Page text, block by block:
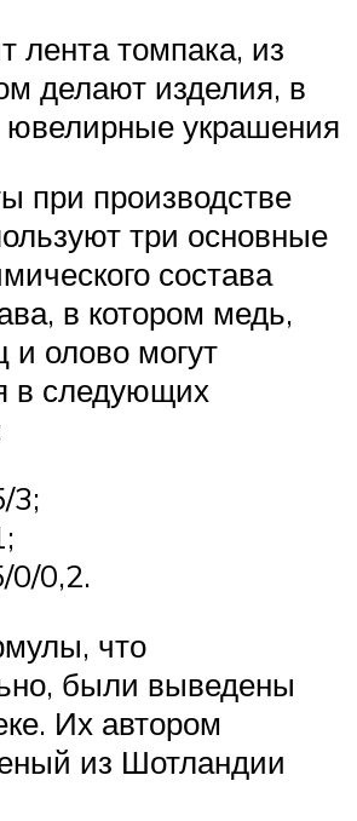
лента томпака, из
делают изделия, в
украшения
при производстве
три основные
состава
в котором медь,
и олово могут
в следующих
3;
0/0,2.
что
были выведены
Их автором
из Шотландии